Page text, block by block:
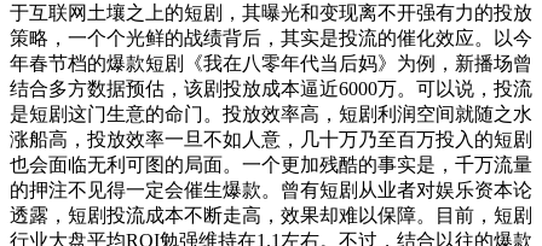
于互联网土壤之上的短剧，其曝光和变现离不开强有力的投放
策略，一个个光鲜的战绩背后，其实是投流的催化效应。以今
年春节档的爆款短剧《我在八零年代当后妈》为例，新播场曾
结合多方数据预估，该剧投放成本逼近6000万。可以说，投流
是短剧这门生意的命门。投放效率高，短剧利润空间就随之水
涨船高，投放效率一旦不如人意，几十万乃至百万投入的短剧
也会面临无利可图的局面。一个更加残酷的事实是，千万流量
的押注不见得一定会催生爆款。曾有短剧从业者对娱乐资本论
透露，短剧投流成本不断走高，效果却难以保障。目前，短剧
行业大盘平均ROI勉强维持在1.1左右。不过，结合以往的爆款